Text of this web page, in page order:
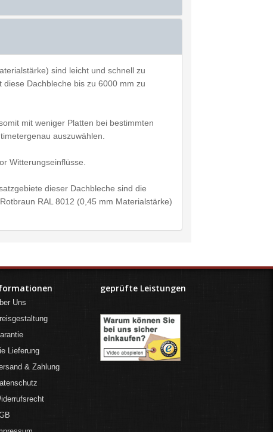
sind leicht und schnell zu
Dachbleche bis zu 6000 mm zu
mit weniger Platten bei bestimmten
auszuwählen.
Witterungseinflüsse.
dieser Dachbleche sind die
RAL 8012 (0,45 mm Materialstärke)
Uns
Lieferung
& Zahlung
geprüfte Leistungen